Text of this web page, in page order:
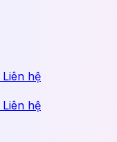
Liên hệ
Liên hệ